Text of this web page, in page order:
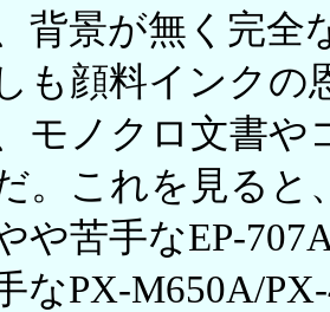
背景が無く完全
も顔料インクの
モノクロ文書や
。これを見ると
や苦手なEP-
なPX-M650A/